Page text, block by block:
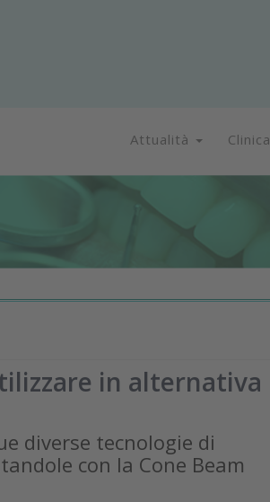
Attualità Clinica
in alternativa
diverse tecnologie di
con la Cone Beam